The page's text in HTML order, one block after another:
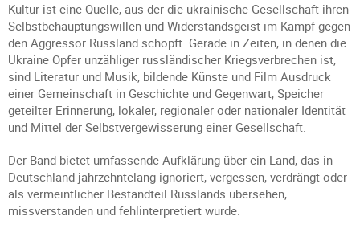
Kultur ist eine Quelle, aus der die ukrainische Gesellschaft ihren
Selbstbehauptungswillen und Widerstandsgeist im Kampf gegen
den Aggressor Russland schöpft. Gerade in Zeiten, in denen die
Ukraine Opfer unzähliger russländischer Kriegsverbrechen ist,
sind Literatur und Musik, bildende Künste und Film Ausdruck
einer Gemeinschaft in Geschichte und Gegenwart, Speicher
geteilter Erinnerung, lokaler, regionaler oder nationaler Identität
und Mittel der Selbstvergewisserung einer Gesellschaft.
Der Band bietet umfassende Aufklärung über ein Land, das in
Deutschland jahrzehntelang ignoriert, vergessen, verdrängt oder
als vermeintlicher Bestandteil Russlands übersehen,
missverstanden und fehlinterpretiert wurde.